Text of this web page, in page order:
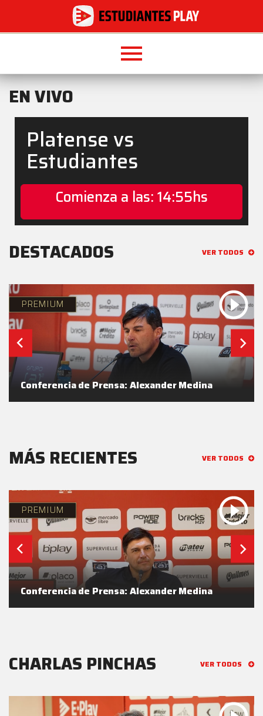
menu
EN VIVO
Platense vs
Estudiantes
Comienza a las: 14:55hs
DESTACADOS VER TODOS
PREMIUM
Conferencia de Prensa: Alexander Medina
MÁS RECIENTES VER TODOS
PREMIUM
Conferencia de Prensa: Alexander Medina
CHARLAS PINCHAS VER TODOS